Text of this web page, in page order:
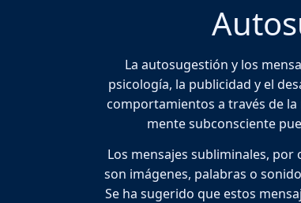
La autosugestión y los
psicología, la publicidad y el
comportamientos a través de
mente subconsciente
Los mensajes subliminales,
son imágenes, palabras o
Se ha sugerido que estos